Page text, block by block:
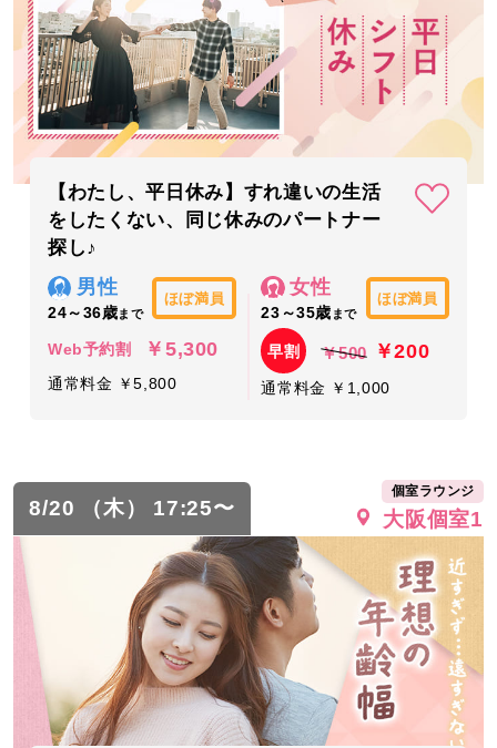
【わたし、平日休み】すれ違いの生活
をしたくない、同じ休みのパートナー
探し♪
男性
24～36歳まで
ほぼ満員
Web予約割 ￥5,300
通常料金 ￥5,800
女性
23～35歳 まで
ほぼ満員
早割 ￥500 ￥200
通常料金 ￥1,000
8/20 （木） 17:25〜
個室ラウンジ
大阪個室1